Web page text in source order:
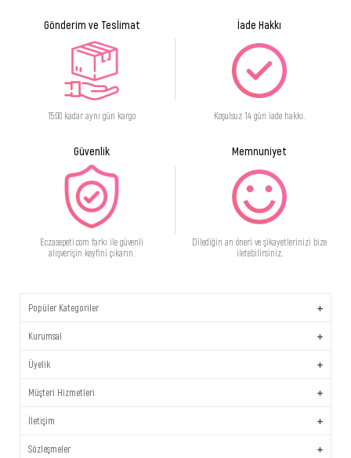
Water, prunus armeniaca kernel oil, tocopheryl acetate, octyldodecanol, helianthus annuus
seed oil, panthenol, glycerin, microcrystalline wax, polglyceryl-3 diisostearate, retinyl
palmitate, polcarylamide, allantoin, biotin, magnesium sulfate, phenoxyethanol, caprylyl
glcol, benzyl alcohol, laureth-7, tetrasodium EDTA
Gönderim ve Teslimat
15:00 kadar aynı gün kargo
İade Hakkı
Koşulsuz 14 gün iade hakkı.
Güvenlik
Eczasepeti.com farkı ile güvenli
alışverişin keyfini çıkarın.
Memnuniyet
Dilediğin an öneri ve şikayetlerinizi bize
iletebilirsiniz.
Popüler Kategoriler
Kurumsal
Üyelik
Müşteri Hizmetleri
İletişim
Sözleşmeler